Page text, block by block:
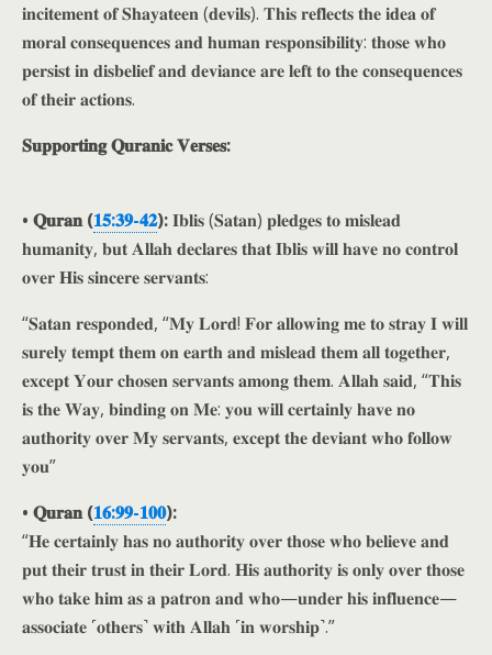
𝐢𝐧𝐜𝐢𝐭𝐞𝐦𝐞𝐧𝐭 𝐨𝐟 𝐒𝐡𝐚𝐲𝐚𝐭𝐞𝐞𝐧 (𝐝𝐞𝐯𝐢𝐥𝐬). 𝐓𝐡𝐢𝐬 𝐫𝐞𝐟𝐥𝐞𝐜𝐭𝐬 𝐭𝐡𝐞 𝐢𝐝𝐞𝐚 𝐨𝐟
𝐦𝐨𝐫𝐚𝐥 𝐜𝐨𝐧𝐬𝐞𝐪𝐮𝐞𝐧𝐜𝐞𝐬 𝐚𝐧𝐝 𝐡𝐮𝐦𝐚𝐧 𝐫𝐞𝐬𝐩𝐨𝐧𝐬𝐢𝐛𝐢𝐥𝐢𝐭𝐲: 𝐭𝐡𝐨𝐬𝐞 𝐰𝐡𝐨
𝐩𝐞𝐫𝐬𝐢𝐬𝐭 𝐢𝐧 𝐝𝐢𝐬𝐛𝐞𝐥𝐢𝐞𝐟 𝐚𝐧𝐝 𝐝𝐞𝐯𝐢𝐚𝐧𝐜𝐞 𝐚𝐫𝐞 𝐥𝐞𝐟𝐭 𝐭𝐨 𝐭𝐡𝐞 𝐜𝐨𝐧𝐬𝐞𝐪𝐮𝐞𝐧𝐜𝐞𝐬
𝐨𝐟 𝐭𝐡𝐞𝐢𝐫 𝐚𝐜𝐭𝐢𝐨𝐧𝐬.
𝐒𝐮𝐩𝐩𝐨𝐫𝐭𝐢𝐧𝐠 𝐐𝐮𝐫𝐚𝐧𝐢𝐜 𝐕𝐞𝐫𝐬𝐞𝐬:
• 𝐐𝐮𝐫𝐚𝐧 (𝟏𝟓:𝟑𝟗-𝟒𝟐):𝐈𝐛𝐥𝐢𝐬 (𝐒𝐚𝐭𝐚𝐧) 𝐩𝐥𝐞𝐝𝐠𝐞𝐬 𝐭𝐨 𝐦𝐢𝐬𝐥𝐞𝐚𝐝
𝐡𝐮𝐦𝐚𝐧𝐢𝐭𝐲, 𝐛𝐮𝐭 𝐀𝐥𝐥𝐚𝐡 𝐝𝐞𝐜𝐥𝐚𝐫𝐞𝐬 𝐭𝐡𝐚𝐭 𝐈𝐛𝐥𝐢𝐬 𝐰𝐢𝐥𝐥 𝐡𝐚𝐯𝐞 𝐧𝐨 𝐜𝐨𝐧𝐭𝐫𝐨𝐥
𝐨𝐯𝐞𝐫 𝐇𝐢𝐬 𝐬𝐢𝐧𝐜𝐞𝐫𝐞 𝐬𝐞𝐫𝐯𝐚𝐧𝐭𝐬:
“𝐒𝐚𝐭𝐚𝐧 𝐫𝐞𝐬𝐩𝐨𝐧𝐝𝐞𝐝, “𝐌𝐲 𝐋𝐨𝐫𝐝! 𝐅𝐨𝐫 𝐚𝐥𝐥𝐨𝐰𝐢𝐧𝐠 𝐦𝐞 𝐭𝐨 𝐬𝐭𝐫𝐚𝐲 𝐈 𝐰𝐢𝐥𝐥
𝐬𝐮𝐫𝐞𝐥𝐲 𝐭𝐞𝐦𝐩𝐭 𝐭𝐡𝐞𝐦 𝐨𝐧 𝐞𝐚𝐫𝐭𝐡 𝐚𝐧𝐝 𝐦𝐢𝐬𝐥𝐞𝐚𝐝 𝐭𝐡𝐞𝐦 𝐚𝐥𝐥 𝐭𝐨𝐠𝐞𝐭𝐡𝐞𝐫,
𝐞𝐱𝐜𝐞𝐩𝐭 𝐘𝐨𝐮𝐫 𝐜𝐡𝐨𝐬𝐞𝐧 𝐬𝐞𝐫𝐯𝐚𝐧𝐭𝐬 𝐚𝐦𝐨𝐧𝐠 𝐭𝐡𝐞𝐦. 𝐀𝐥𝐥𝐚𝐡 𝐬𝐚𝐢𝐝, “𝐓𝐡𝐢𝐬
𝐢𝐬 𝐭𝐡𝐞 𝐖𝐚𝐲, 𝐛𝐢𝐧𝐝𝐢𝐧𝐠 𝐨𝐧 𝐌𝐞: 𝐲𝐨𝐮 𝐰𝐢𝐥𝐥 𝐜𝐞𝐫𝐭𝐚𝐢𝐧𝐥𝐲 𝐡𝐚𝐯𝐞 𝐧𝐨
𝐚𝐮𝐭𝐡𝐨𝐫𝐢𝐭𝐲 𝐨𝐯𝐞𝐫 𝐌𝐲 𝐬𝐞𝐫𝐯𝐚𝐧𝐭𝐬, 𝐞𝐱𝐜𝐞𝐩𝐭 𝐭𝐡𝐞 𝐝𝐞𝐯𝐢𝐚𝐧𝐭 𝐰𝐡𝐨 𝐟𝐨𝐥𝐥𝐨𝐰
𝐲𝐨𝐮”
• 𝐐𝐮𝐫𝐚𝐧 (𝟏𝟔:𝟗𝟗-𝟏𝟎𝟎):
“𝐇𝐞 𝐜𝐞𝐫𝐭𝐚𝐢𝐧𝐥𝐲 𝐡𝐚𝐬 𝐧𝐨 𝐚𝐮𝐭𝐡𝐨𝐫𝐢𝐭𝐲 𝐨𝐯𝐞𝐫 𝐭𝐡𝐨𝐬𝐞 𝐰𝐡𝐨 𝐛𝐞𝐥𝐢𝐞𝐯𝐞 𝐚𝐧𝐝
𝐩𝐮𝐭 𝐭𝐡𝐞𝐢𝐫 𝐭𝐫𝐮𝐬𝐭 𝐢𝐧 𝐭𝐡𝐞𝐢𝐫 𝐋𝐨𝐫𝐝. 𝐇𝐢𝐬 𝐚𝐮𝐭𝐡𝐨𝐫𝐢𝐭𝐲 𝐢𝐬 𝐨𝐧𝐥𝐲 𝐨𝐯𝐞𝐫 𝐭𝐡𝐨𝐬𝐞
𝐰𝐡𝐨 𝐭𝐚𝐤𝐞 𝐡𝐢𝐦 𝐚𝐬 𝐚 𝐩𝐚𝐭𝐫𝐨𝐧 𝐚𝐧𝐝 𝐰𝐡𝐨—𝐮𝐧𝐝𝐞𝐫 𝐡𝐢𝐬 𝐢𝐧𝐟𝐥𝐮𝐞𝐧𝐜𝐞—
𝐚𝐬𝐬𝐨𝐜𝐢𝐚𝐭𝐞 ˹𝐨𝐭𝐡𝐞𝐫𝐬˺ 𝐰𝐢𝐭𝐡 𝐀𝐥𝐥𝐚𝐡 ˹𝐢𝐧 𝐰𝐨𝐫𝐬𝐡𝐢𝐩˺.”